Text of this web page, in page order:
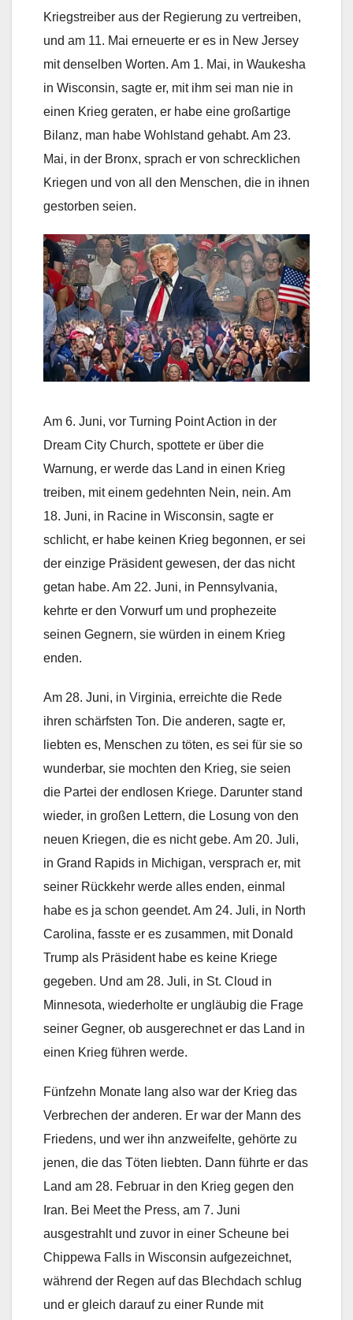
Kriegstreiber aus der Regierung zu vertreiben,
und am 11. Mai erneuerte er es in New Jersey
mit denselben Worten. Am 1. Mai, in Waukesha
in Wisconsin, sagte er, mit ihm sei man nie in
einen Krieg geraten, er habe eine großartige
Bilanz, man habe Wohlstand gehabt. Am 23.
Mai, in der Bronx, sprach er von schrecklichen
Kriegen und von all den Menschen, die in ihnen
gestorben seien.
Am 6. Juni, vor Turning Point Action in der
Dream City Church, spottete er über die
Warnung, er werde das Land in einen Krieg
treiben, mit einem gedehnten Nein, nein. Am
18. Juni, in Racine in Wisconsin, sagte er
schlicht, er habe keinen Krieg begonnen, er sei
der einzige Präsident gewesen, der das nicht
getan habe. Am 22. Juni, in Pennsylvania,
kehrte er den Vorwurf um und prophezeite
seinen Gegnern, sie würden in einem Krieg
enden.
Am 28. Juni, in Virginia, erreichte die Rede
ihren schärfsten Ton. Die anderen, sagte er,
liebten es, Menschen zu töten, es sei für sie so
wunderbar, sie mochten den Krieg, sie seien
die Partei der endlosen Kriege. Darunter stand
wieder, in großen Lettern, die Losung von den
neuen Kriegen, die es nicht gebe. Am 20. Juli,
in Grand Rapids in Michigan, versprach er, mit
seiner Rückkehr werde alles enden, einmal
habe es ja schon geendet. Am 24. Juli, in North
Carolina, fasste er es zusammen, mit Donald
Trump als Präsident habe es keine Kriege
gegeben. Und am 28. Juli, in St. Cloud in
Minnesota, wiederholte er ungläubig die Frage
seiner Gegner, ob ausgerechnet er das Land in
einen Krieg führen werde.
Fünfzehn Monate lang also war der Krieg das
Verbrechen der anderen. Er war der Mann des
Friedens, und wer ihn anzweifelte, gehörte zu
jenen, die das Töten liebten. Dann führte er das
Land am 28. Februar in den Krieg gegen den
Iran. Bei Meet the Press, am 7. Juni
ausgestrahlt und zuvor in einer Scheune bei
Chippewa Falls in Wisconsin aufgezeichnet,
während der Regen auf das Blechdach schlug
und er gleich darauf zu einer Runde mit